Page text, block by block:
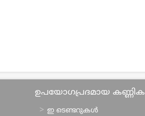
ഉപയോഗപ്രദമായ
ഇ ടെണ്ടറുകള്‍